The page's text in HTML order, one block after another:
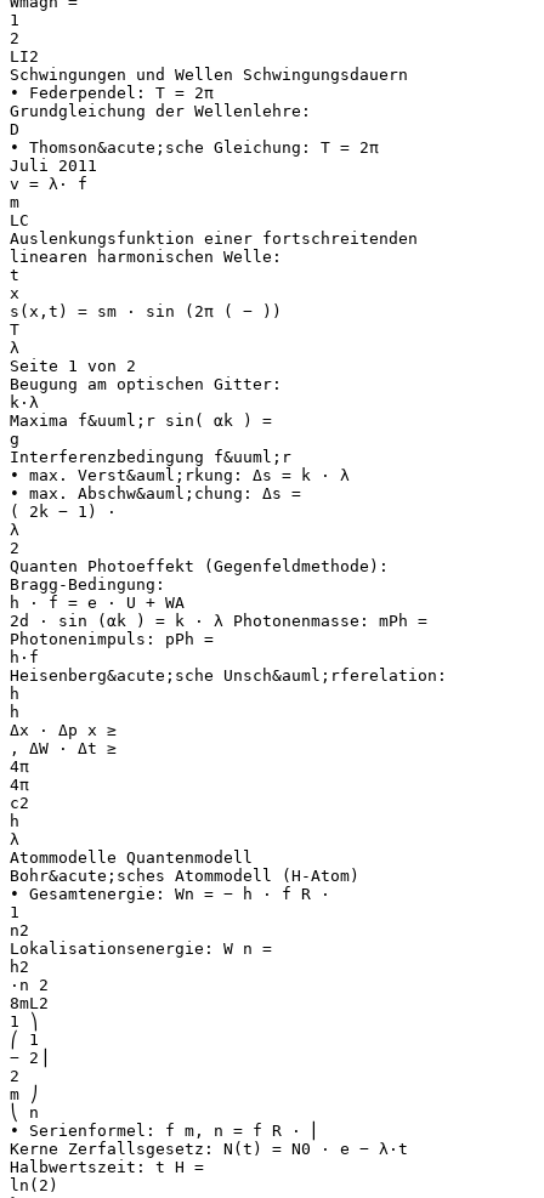
1
2
LI2
Schwingungen und Wellen Schwingungsdauern
• Federpendel: T = 2π
Grundgleichung der Wellenlehre:
D
• Thomson&acute;sche Gleichung: T = 2π
Juli 2011
v = λ⋅ f
m
LC
Auslenkungsfunktion einer fortschreitenden
linearen harmonischen Welle:
t
x
s(x,t) = sm ⋅ sin (2π ( − ))
T
λ
Seite 1 von 2
Beugung am optischen Gitter:
k⋅λ
Maxima f&uuml;r sin( αk ) =
g
Interferenzbedingung f&uuml;r
• max. Verst&auml;rkung: Δs = k ⋅ λ
• max. Abschw&auml;chung: Δs =
( 2k − 1) ⋅
λ
2
Quanten Photoeffekt (Gegenfeldmethode):
Bragg-Bedingung:
h ⋅ f = e ⋅ U + WA
2d ⋅ sin (αk ) = k ⋅ λ Photonenmasse: mPh =
Photonenimpuls: pPh =
h⋅f
Heisenberg&acute;sche Unsch&auml;rferelation:
h
h
Δx ⋅ Δp x ≥
, ΔW ⋅ Δt ≥
4π
4π
c2
h
λ
Atommodelle Quantenmodell
Bohr&acute;sches Atommodell (H-Atom)
• Gesamtenergie: Wn = − h ⋅ f R ⋅
1
n2
Lokalisationsenergie: W n =
h2
⋅n 2
8mL2
1 ⎞
⎛ 1
− 2⎟
2
m ⎠
⎝ n
• Serienformel: f m, n = f R ⋅ ⎜
Kerne Zerfallsgesetz: N(t) = N0 ⋅ e − λ⋅t
Halbwertszeit: t H =
ln(2)